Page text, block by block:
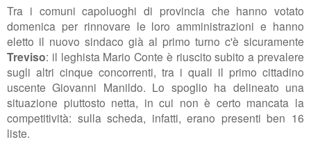
Tra i comuni capoluoghi di provincia che hanno votato
domenica per rinnovare le loro amministrazioni e hanno
eletto il nuovo sindaco già al primo turno c'è sicuramente
Treviso: il leghista Mario Conte è riuscito subito a prevalere
sugli altri cinque concorrenti, tra i quali il primo cittadino
uscente Giovanni Manildo. Lo spoglio ha delineato una
situazione piuttosto netta, in cui non è certo mancata la
competitività: sulla scheda, infatti, erano presenti ben 16
liste.